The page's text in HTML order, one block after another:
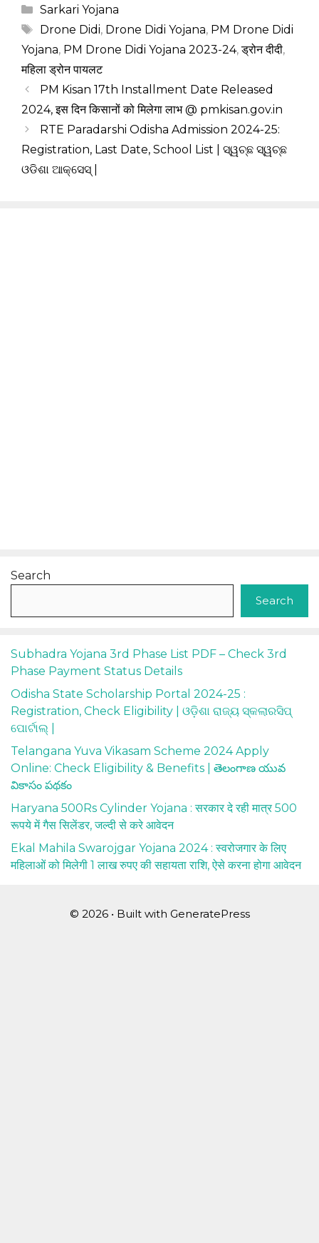
Categories
Sarkari Yojana
Tags
Drone Didi, Drone Didi Yojana, PM Drone Didi
Yojana, PM Drone Didi Yojana 2023-24,ड्रोन दीदी,
महिला ड्रोन पायलट
PM Kisan 17th Installment Date Released
2024, इस दिन किसानों को मिलेगा लाभ @ pmkisan.gov.in
RTE Paradarshi Odisha Admission 2024-25:
Registration, Last Date, School List | ସ୍ୱଚ୍ଛ ସ୍ୱଚ୍ଛ
ଓଡିଶା ଆକ୍ସେସ୍ |
Search
Search
Subhadra Yojana 3rd Phase List PDF – Check 3rd
Phase Payment Status Details
Odisha State Scholarship Portal 2024-25 :
Registration, Check Eligibility | ଓଡ଼ିଶା ରାଜ୍ୟ ସ୍କଲାରସିପ୍
ପୋର୍ଟାଲ୍ |
Telangana Yuva Vikasam Scheme 2024 Apply
Online: Check Eligibility & Benefits | తెలంగాణ యువ
వికాసం పథకం
Haryana 500Rs Cylinder Yojana : सरकार दे रही मात्र 500
रूपये में गैस सिलेंडर, जल्दी से करे आवेदन
Ekal Mahila Swarojgar Yojana 2024 : स्वरोजगार के लिए
महिलाओं को मिलेगी 1 लाख रुपए की सहायता राशि, ऐसे करना होगा आवेदन
© 2026 • Built with GeneratePress